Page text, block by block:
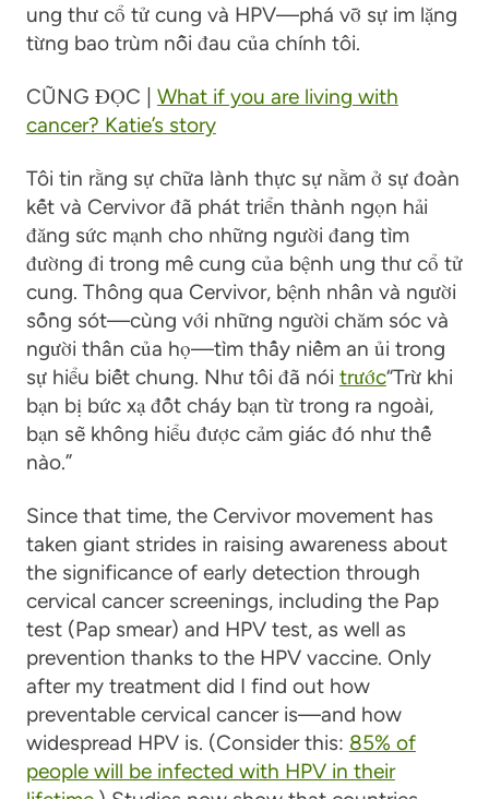
ung thư cổ tử cung và HPV—phá vỡ sự im lặng
từng bao trùm nỗi đau của chính tôi.
CŨNG ĐỌC | What if you are living with
cancer? Katie’s story
Tôi tin rằng sự chữa lành thực sự nằm ở sự đoàn
kết và Cervivor đã phát triển thành ngọn hải
đăng sức mạnh cho những người đang tìm
đường đi trong mê cung của bệnh ung thư cổ tử
cung. Thông qua Cervivor, bệnh nhân và người
sống sót—cùng với những người chăm sóc và
người thân của họ—tìm thấy niềm an ủi trong
sự hiểu biết chung. Như tôi đã nói trước“Trừ khi
bạn bị bức xạ đốt cháy bạn từ trong ra ngoài,
bạn sẽ không hiểu được cảm giác đó như thế
nào.”
Since that time, the Cervivor movement has
taken giant strides in raising awareness about
the significance of early detection through
cervical cancer screenings, including the Pap
test (Pap smear) and HPV test, as well as
prevention thanks to the HPV vaccine. Only
after my treatment did I find out how
preventable cervical cancer is—and how
widespread HPV is. (Consider this: 85% of
people will be infected with HPV in their